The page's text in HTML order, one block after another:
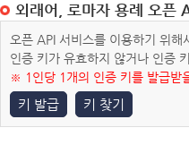
외래어, 로마자 용례 오픈
오픈 API 서비스를 이용하기 위
인증 키가 유효하지 않거나 인증
※ 1인당 1개의 인증 키를 발급받
키 발급 키 찾기